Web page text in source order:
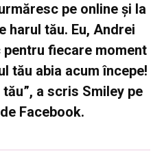
pe online și la
harul tău. Eu, Andrei
fiecare moment
tău abia acum începe!
a scris Smiley pe
Facebook.